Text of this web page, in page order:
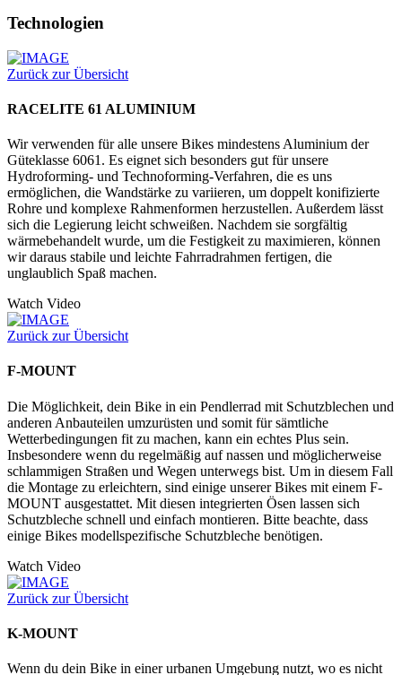
Technologien
Zurück zur Übersicht
RACELITE 61 ALUMINIUM
Wir verwenden für alle unsere Bikes mindestens Aluminium der
Güteklasse 6061. Es eignet sich besonders gut für unsere
Hydroforming- und Technoforming-Verfahren, die es uns
ermöglichen, die Wandstärke zu variieren, um doppelt konifizierte
Rohre und komplexe Rahmenformen herzustellen. Außerdem lässt
sich die Legierung leicht schweißen. Nachdem sie sorgfältig
wärmebehandelt wurde, um die Festigkeit zu maximieren, können
wir daraus stabile und leichte Fahrradrahmen fertigen, die
unglaublich Spaß machen.
Watch Video
Zurück zur Übersicht
F-MOUNT
Die Möglichkeit, dein Bike in ein Pendlerrad mit Schutzblechen und
anderen Anbauteilen umzurüsten und somit für sämtliche
Wetterbedingungen fit zu machen, kann ein echtes Plus sein.
Insbesondere wenn du regelmäßig auf nassen und möglicherweise
schlammigen Straßen und Wegen unterwegs bist. Um in diesem Fall
die Montage zu erleichtern, sind einige unserer Bikes mit einem F-
MOUNT ausgestattet. Mit diesen integrierten Ösen lassen sich
Schutzbleche schnell und einfach montieren. Bitte beachte, dass
einige Bikes modellspezifische Schutzbleche benötigen.
Watch Video
Zurück zur Übersicht
K-MOUNT
Wenn du dein Bike in einer urbanen Umgebung nutzt, wo es nicht